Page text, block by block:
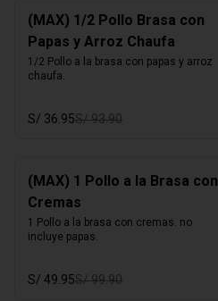
(MAX) 1/2 Pollo Brasa con
Papas y Arroz Chaufa
1/2 Pollo a la brasa con papas y arroz
chaufa.
S/ 36.95S/ 93.90
(MAX) 1 Pollo a la Brasa con
Cremas
1 Pollo a la brasa con cremas. no
incluye papas.
S/ 49.95S/ 99.90